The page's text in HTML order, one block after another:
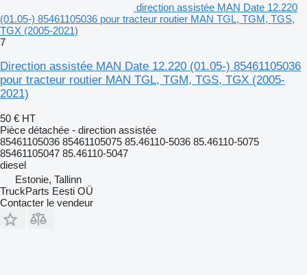
direction assistée MAN Date 12.220
(01.05-) 85461105036 pour tracteur routier MAN TGL, TGM, TGS,
TGX (2005-2021)
7
Direction assistée MAN Date 12.220 (01.05-) 85461105036
pour tracteur routier MAN TGL, TGM, TGS, TGX (2005-
2021)
50 € HT
Pièce détachée - direction assistée
85461105036 85461105075 85.46110-5036 85.46110-5075
85461105047 85.46110-5047
diesel
Estonie, Tallinn
TruckParts Eesti OÜ
Contacter le vendeur